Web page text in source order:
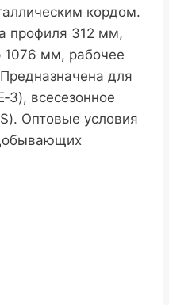
кордом.
профиля 312 мм,
мм, рабочее
для
всесезонное
Оптовые условия